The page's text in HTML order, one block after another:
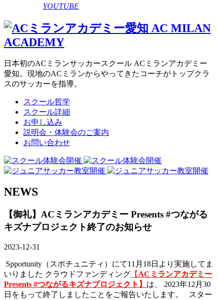
YOUTUBE
日本初のACミランサッカースクール ACミランアカデミー
愛知。現地のACミランからやってきたコーチがトップクラ
スのサッカーを指導。
スクール哲学
スクール詳細
お申し込み
説明会・体験会のご案内
お問い合わせ
NEWS
【御礼】ACミランアカデミー Presents #つながる
キズナプロジェクト終了のお知らせ
2023-12-31
Spportunity（スポチュニティ）にて11月18日より実施してま
いりました クラウドファンディング 【 ACミランアカデミー
Presents #つながるキズナプロジェクト】 は、 2023年12月30
日をもって終了しましたことをご報告いたします。 スター